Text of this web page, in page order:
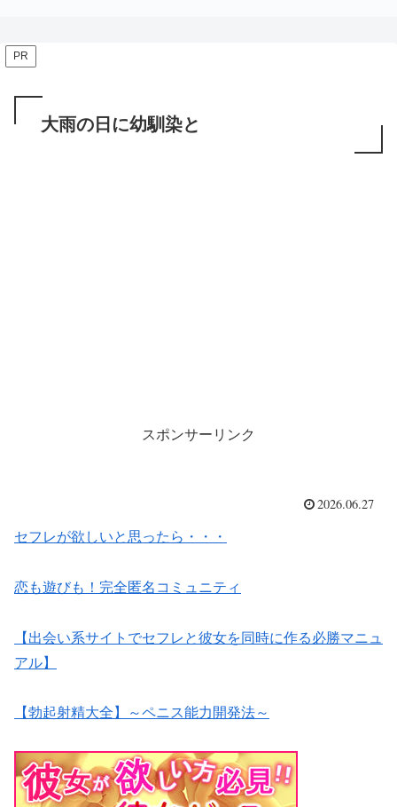
PR
大雨の日に幼馴染と
スポンサーリンク
2026.06.27
セフレが欲しいと思ったら・・・
恋も遊びも！完全匿名コミュニティ
【出会い系サイトでセフレと彼女を同時に作る必勝マニュ
アル】
【勃起射精大全】～ペニス能力開発法～